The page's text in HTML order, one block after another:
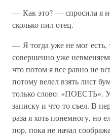
— Как это? — спросила я
сколько пил отец.
— Я тогда уже не мог есть,
совершенно уже
что потом я все равно не
потому велел взять лист
только слово: «ПОЕСТЬ».
записку и что-то съел. В
раза я хоть понемногу, но
пор, пока не начал